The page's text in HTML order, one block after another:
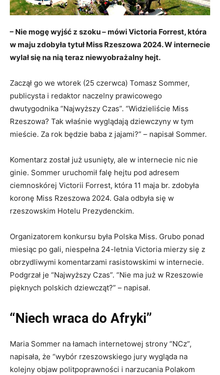
– Nie mogę wyjść z szoku – mówi Victoria Forrest, która
w maju zdobyła tytuł Miss Rzeszowa 2024. W internecie
wylał się na nią teraz niewyobrażalny hejt.
Zaczął go we wtorek (25 czerwca) Tomasz Sommer,
publicysta i redaktor naczelny prawicowego
dwutygodnika “Najwyższy Czas”. “Widzieliście Miss
Rzeszowa? Tak właśnie wyglądają dziewczyny w tym
mieście. Za rok będzie baba z jajami?” – napisał Sommer.
Komentarz został już usunięty, ale w internecie nic nie
ginie. Sommer uruchomił falę hejtu pod adresem
ciemnoskórej Victorii Forrest, która 11 maja br. zdobyła
koronę Miss Rzeszowa 2024. Gala odbyła się w
rzeszowskim Hotelu Prezydenckim.
Organizatorem konkursu była Polska Miss. Grubo ponad
miesiąc po gali, niespełna 24-letnia Victoria mierzy się z
obrzydliwymi komentarzami rasistowskimi w internecie.
Podgrzał je “Najwyższy Czas”. “Nie ma już w Rzeszowie
pięknych polskich dziewcząt?” – napisał.
“Niech wraca do Afryki”
Maria Sommer na łamach internetowej strony “NCz”,
napisała, że “wybór rzeszowskiego jury wygląda na
kolejny objaw politpoprawności i narzucania Polakom